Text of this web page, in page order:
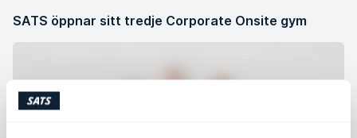
SATS öppnar sitt tredje Corporate Onsite gym